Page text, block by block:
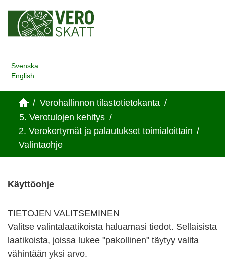
Svenska
English
/ Verohallinnon tilastotietokanta /
5. Verotulojen kehitys /
2. Verokertymät ja palautukset toimialoittain /
Valintaohje
Käyttöohje
TIETOJEN VALITSEMINEN
Valitse valintalaatikoista haluamasi tiedot. Sellaisista
laatikoista, joissa lukee "pakollinen" täytyy valita
vähintään yksi arvo.